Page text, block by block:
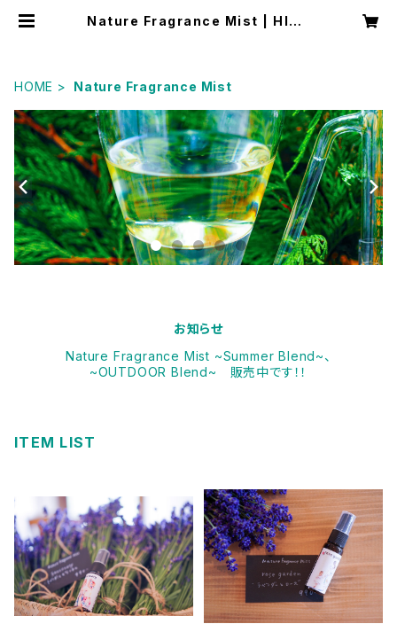
Nature Fragrance Mist | HIPP
HOME Nature Fragrance Mist
お知らせ
Nature Fragrance Mist ~Summer Blend~、
~OUTDOOR Blend~ 販売中です！！
ITEM LIST